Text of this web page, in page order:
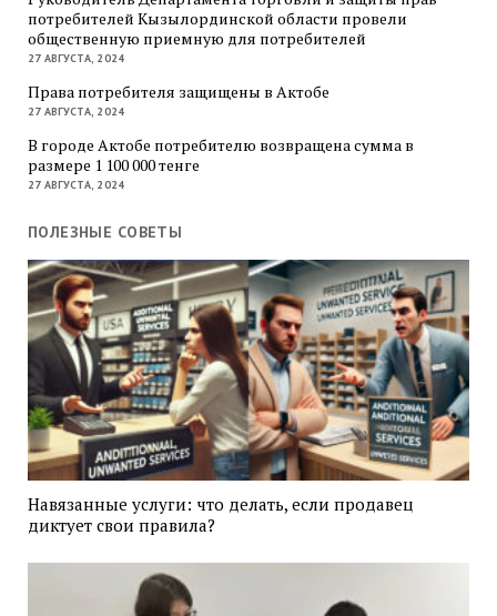
потребителей Кызылординской области провели
общественную приемную для потребителей
27 АВГУСТА, 2024
Права потребителя защищены в Актобе
27 АВГУСТА, 2024
В городе Актобе потребителю возвращена сумма в
размере 1 100 000 тенге
27 АВГУСТА, 2024
ПОЛЕЗНЫЕ СОВЕТЫ
Навязанные услуги: что делать, если продавец
диктует свои правила?